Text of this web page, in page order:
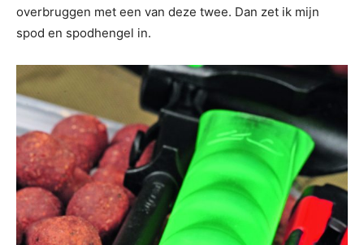
overbruggen met een van deze twee. Dan zet ik mijn
spod en spodhengel in.